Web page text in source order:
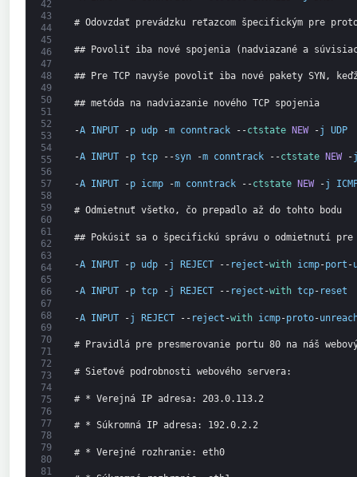
42
43
44
45
46
47
48
49
50
51
52
53
54
55
56
57
58
59
60
61
62
63
64
65
66
67
68
69
70
71
72
73
74
75
76
77
78
79
80
81
# Odovzdať prevádzku reťazcom špecifickým pre
## Povoliť iba nové spojenia (nadviazané a
## Pre TCP navyše povoliť iba nové pakety SYN,
## metóda na nadviazanie nového TCP spojenia
-A INPUT -p udp -m conntrack --ctstate NEW -j UDP
-A INPUT -p tcp --syn -m conntrack --ctstate NEW -
-A INPUT -p icmp -m conntrack --ctstate NEW -j
# Odmietnuť všetko, čo prepadlo až do tohto bodu
## Pokúsiť sa o špecifickú správu o odmietnutí pre
-A INPUT -p udp -j REJECT -- reject -with icmp-port -
-A INPUT -p tcp -j REJECT -- reject -with tcp- reset
-A INPUT -j REJECT -- reject -with icmp-proto-
# Pravidlá pre presmerovanie portu 80 na náš
# Sieťové podrobnosti webového servera:
# * Verejná IP adresa: 203.0.113.2
# * Súkromná IP adresa: 192.0.2.2
# * Verejné rozhranie: eth0